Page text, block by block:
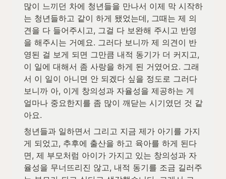
많이 느끼던 차에 청년들을 만나서 이제 막 시작하
는 청년들하고 같이 하게 됐었는데, 그때는 제 의
견을 다 들어주시고, 그걸 다 보완해 주시고 반영
을 해주시는 거예요. 그러다 보니까 제 의견이 반
영된 걸 보게 되면 그만큼 내적 동기가 더 커지고,
이 일에 대해서 좀 사랑을 하게 된 거였어요. 그래
서 이 일이 아니면 안 되겠다 싶을 정도로 그러다
보니까 아, 이게 창의성과 자율성을 제공하는 게
얼마나 중요한지를 좀 많이 깨닫는 시기였던 것 같
아요.
청년들과 일하면서 그리고 지금 제가 아기를 가지
게 되었고, 추후에 출산을 하고 육아를 하게 된다
면, 제 부모처럼 아이가 가지고 있는 창의성과 자
율성을 무너뜨리진 않고, 내적 동기를 조금 길러주